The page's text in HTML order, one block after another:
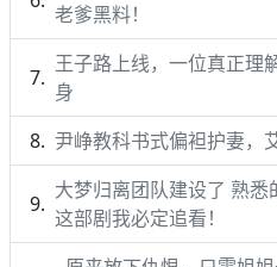
老爹黑料！
王子路上线，一位真正理
身
尹峥教科书式偏袒护妻，
大梦归离团队建设了 熟悉
这部剧我必定追看！